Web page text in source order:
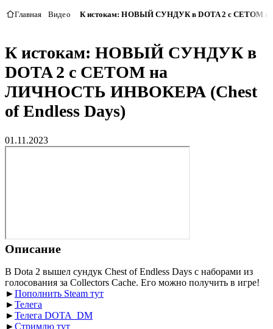
Главная Видео К истокам: НОВЫЙ СУНДУК в DOTA 2 с СЕТОМ
К истокам: НОВЫЙ СУНДУК в
DOTA 2 с СЕТОМ на
ЛИЧНОСТЬ ИНВОКЕРА (Chest
of Endless Days)
01.11.2023
Описание
В Dota 2 вышел сундук Chest of Endless Days с наборами из
голосования за Collectors Cache. Его можно получить в игре!
►Пополнить Steam тут
►Телега
►Телега DOTA_DM
►Стримлю тут